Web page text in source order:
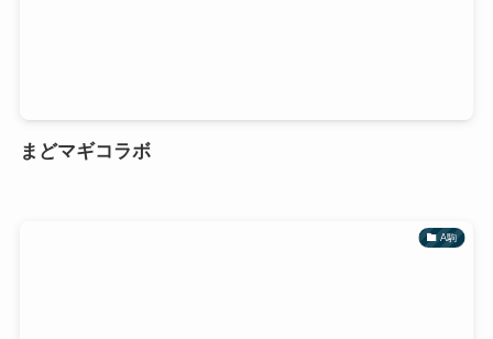
まどマギコラボ
A駒